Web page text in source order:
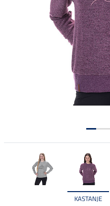
KASTANJE